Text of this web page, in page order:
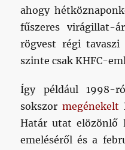
ahogy
fűszeres virágillat-
rögvest régi
szinte csak KHFC-
Így például 1998-
sokszor megénekelt
Határ utat elözönlő
emeléséről és a